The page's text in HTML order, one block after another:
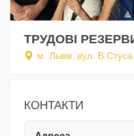
ТРУДОВІ
м. Львів, вул.
КОНТАКТИ